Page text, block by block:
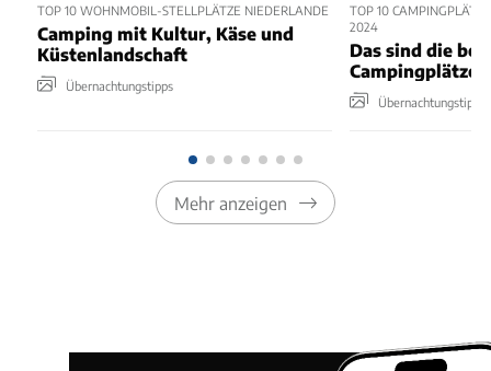
TOP 10 WOHNMOBIL-STELLPLÄTZE NIEDERLANDE
Camping mit Kultur, Käse und
Küstenlandschaft
Übernachtungstipps
TOP 10
2024
Das sind die
Campingplätze
Übernachtungstipps
Mehr anzeigen